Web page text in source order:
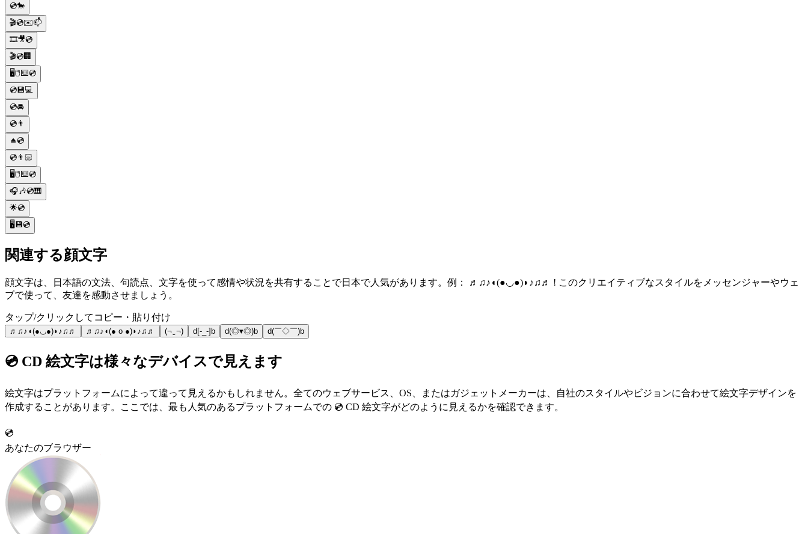
💿🐎
🎬💿✉️📫
🎞🎥💿
🎬💿🏢
🖥🖱⌨️💿
💿💾💻
💿🚘
💿👨
⏏️💿
💿👨🏻
🖥🖱⌨️💿
🎧🎶💿🎹
🌟💿
🖥️💾💿
関連する顔文字
顔文字は、日本語の文法、句読点、文字を使って感情や状況を共有することで日本で人気があります。例： ♬♫♪◖(●◡●)◗♪♫♬ ! このクリエイティブなスタイルをメッセンジャーやウェ
ブで使って、友達を感動させましょう。
タップ/クリックしてコピー・貼り付け
♬♫♪◖(●◡●)◗♪♫♬ ♬♫♪◖(● o ●)◗♪♫♬ (¬‿¬) d[-_-]b d(◎▾◎)b d(￣◇￣)b
💿 CD 絵文字は様々なデバイスで見えます
絵文字はプラットフォームによって違って見えるかもしれません。全てのウェブサービス、OS、またはガジェットメーカーは、自社のスタイルやビジョンに合わせて絵文字デザインを
作成することがあります。ここでは、最も人気のあるプラットフォームでの 💿 CD 絵文字がどのように見えるかを確認できます。
💿
あなたのブラウザー